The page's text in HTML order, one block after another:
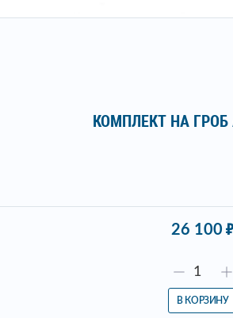
КОМПЛЕКТ НА
26 100
В КОРЗИНУ